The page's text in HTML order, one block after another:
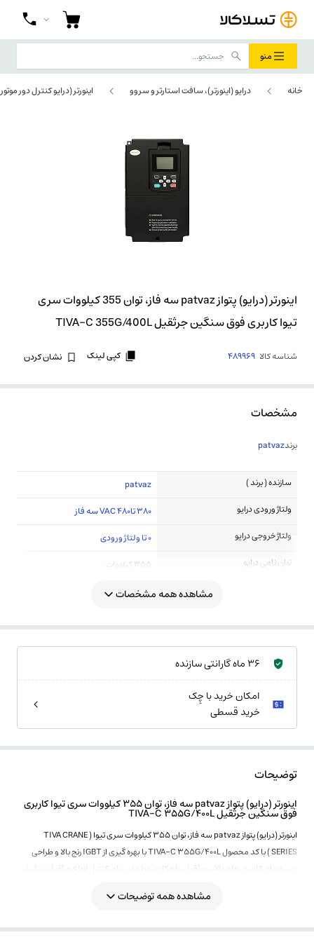
منو
خانه درایو (اینورتر)، سافت استارتر و سروو اینورتر (درایو کنترل دور
اینورتر (درایو) پتواز patvaz سه فاز، توان 355 کیلووات سری
تیوا کاربری فوق سنگین جرثقیل TIVA-C 355G/400L
شناسه کالا 489969 کپی لینک نشان کردن
مشخصات
برندpatvaz
سازنده ( برند )
patvaz
ولتاژ ورودی درایو
380 تا480 VAC سه فاز
ولتاژ خروجی درایو
0 تا ولتاژ ورودی
توان نامی درایو
355 کیلووات
مشاهده همه مشخصات
36 ماه گارانتی سازنده
امکان خرید با چِک
خرید قسطی
توضیحات
اینورتر (درایو) پتواز patvaz سه فاز، توان 355 کیلووات سری تیوا کاربری
فوق سنگین جرثقیل TIVA-C 355G/400L
اینورتر (درایو) پتواز patvaz سه فاز، توان 355 کیلووات سری تیوا ( TIVA CRANE
SERIES ) با کد محصول TIVA-C 355G/400L
با بهره گیری از IGBT رنج بالا و طراحی
بهینه برای کاربری های بالابر جرثقیل، راهکاری مطمئن برای کنترل انواع جرثقیل در شرایط
اینورتر 355 کیلووات سری تیوا پتواز استفاده از کنترل برداری ولتاژ و جریان دقت بالایی در
بالابری تضمین می کند.
مشاهده همه توضیحات